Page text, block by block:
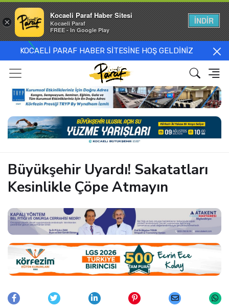
KOCAELİ PARAF HABER SİTESİNE HOŞ GELDİNİZ
Büyükşehir Uyardı! Sakatatları
Kesinlikle Çöpe Atmayın
×
Kocaeli Paraf Haber Sitesi
Kocaeli Paraf
FREE - In Google Play
İNDİR